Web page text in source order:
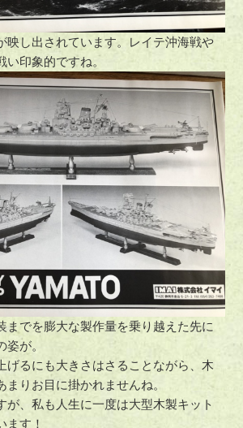
映し出されています。レイテ沖海戦や
印象的ですね。
までを膨大な製作量を乗り越えた先に
が。
げるにも大きさはさることながら、木
まりお目に掛かれませんね。
が、私も人生に一度は大型木製キット
ます！